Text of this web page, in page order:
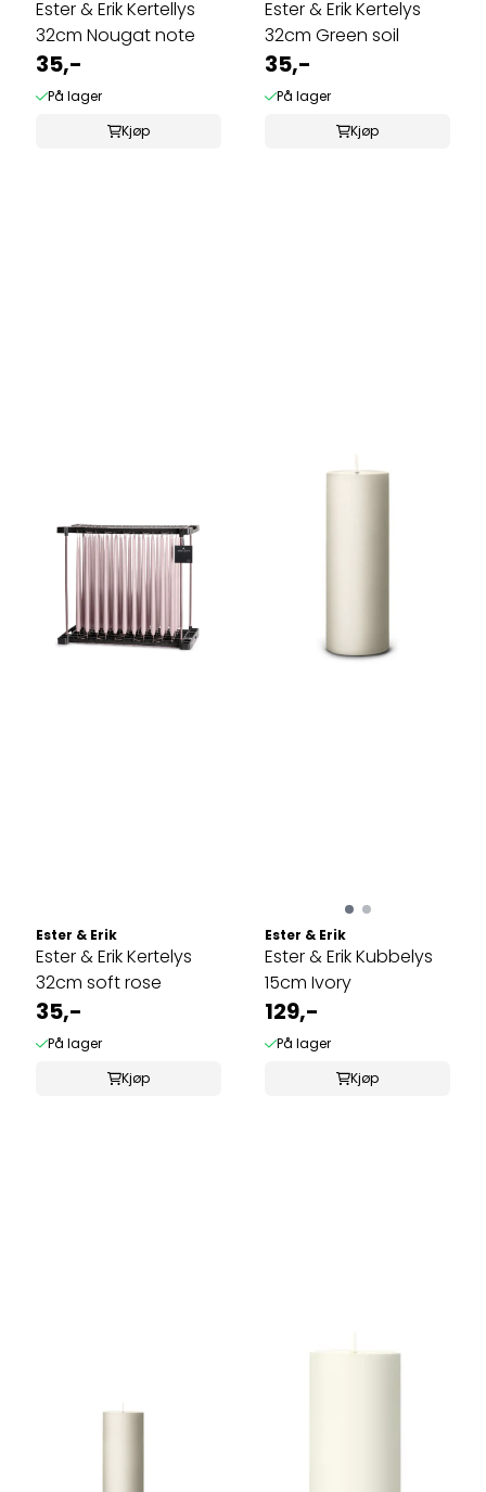
Ester & Erik Kertellys
32cm Nougat note
35,-
På lager
Kjøp
Ester & Erik Kertelys
32cm Green soil
35,-
På lager
Kjøp
Ester & Erik
Ester & Erik Kertelys
32cm soft rose
35,-
På lager
Kjøp
Ester & Erik
Ester & Erik Kubbelys
15cm Ivory
129,-
På lager
Kjøp